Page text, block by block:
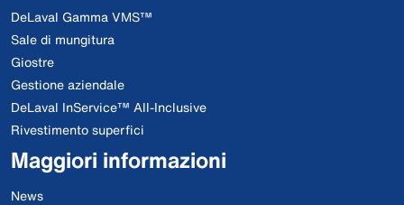
DeLaval Gamma VMS™
Sale di mungitura
Giostre
Gestione aziendale
DeLaval InService™ All-Inclusive
Rivestimento superfici
Maggiori informazioni
News